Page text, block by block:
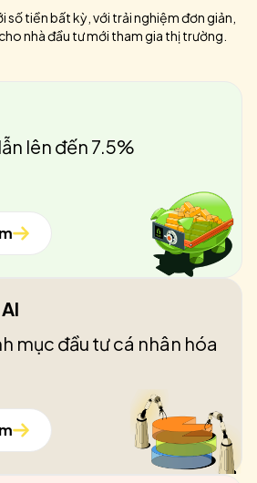
số tiền bất kỳ, với trải nghiệm đơn giản,
nhà đầu tư mới tham gia thị trường.
lên đến 7.5%
mục đầu tư cá nhân hóa